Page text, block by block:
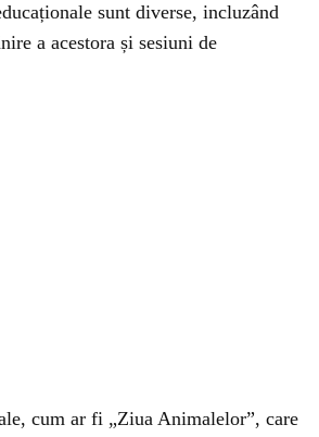
sunt diverse, incluzând
a acestora și sesiuni de
cum ar fi „Ziua Animalelor”, care